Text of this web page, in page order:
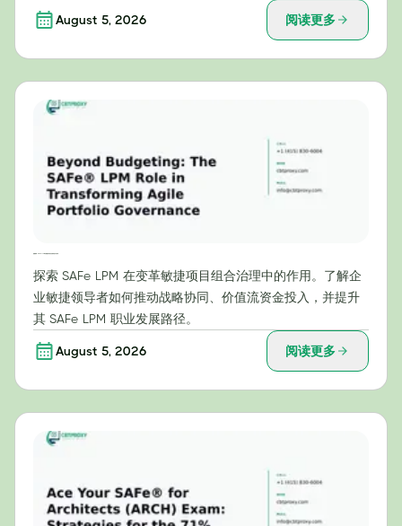
August 5, 2026 阅读更多
探索 SAFe LPM 在变革敏捷项目组合治理中的作用。了解企
业敏捷领导者如何推动战略协同、价值流资金投入，并提升
其 SAFe LPM 职业发展路径。
August 5, 2026 阅读更多